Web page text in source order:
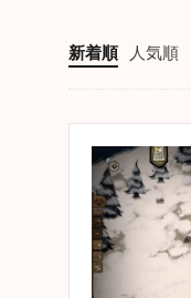
新着順 人気順